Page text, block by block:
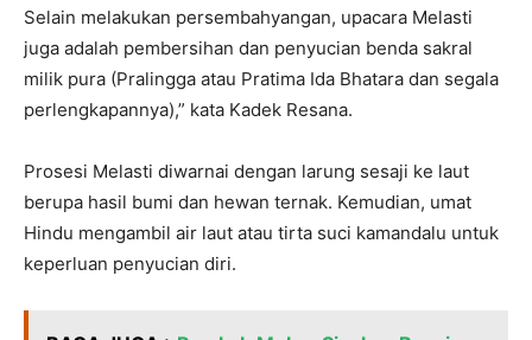
Selain melakukan persembahyangan, upacara Melasti
juga adalah pembersihan dan penyucian benda sakral
milik pura (Pralingga atau Pratima Ida Bhatara dan segala
perlengkapannya),” kata Kadek Resana.
Prosesi Melasti diwarnai dengan larung sesaji ke laut
berupa hasil bumi dan hewan ternak. Kemudian, umat
Hindu mengambil air laut atau tirta suci kamandalu untuk
keperluan penyucian diri.